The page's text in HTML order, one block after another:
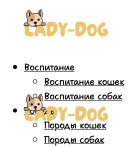
Воспитание
Воспитание кошек
Воспитание собак
Породы
Породы кошек
Породы собак